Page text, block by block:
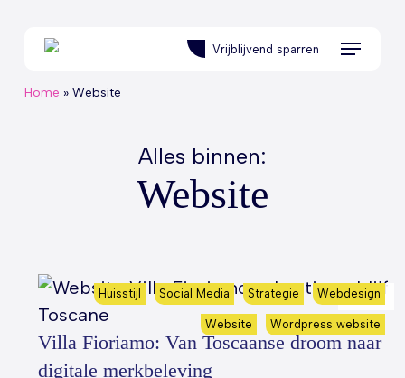
content
Vrijblijvend sparren Menu
Home » Website
Alles binnen:
Website
Cases
Huisstijl Social Media Strategie Webdesign
Website Wordpress website
Villa Fioriamo: Van Toscaanse droom naar
digitale merkbeleving